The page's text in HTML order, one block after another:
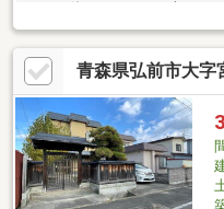
築・46.37㎡◎契約不適合は免
し）
青森県弘前市大字